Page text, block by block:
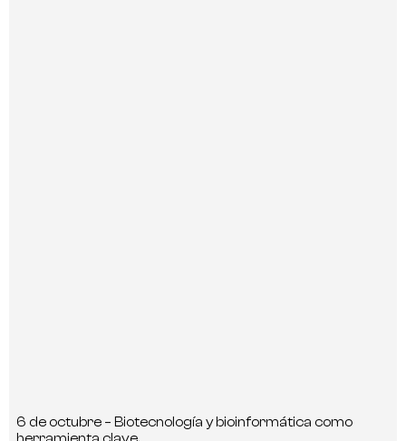
6 de octubre – Biotecnología y bioinformática como